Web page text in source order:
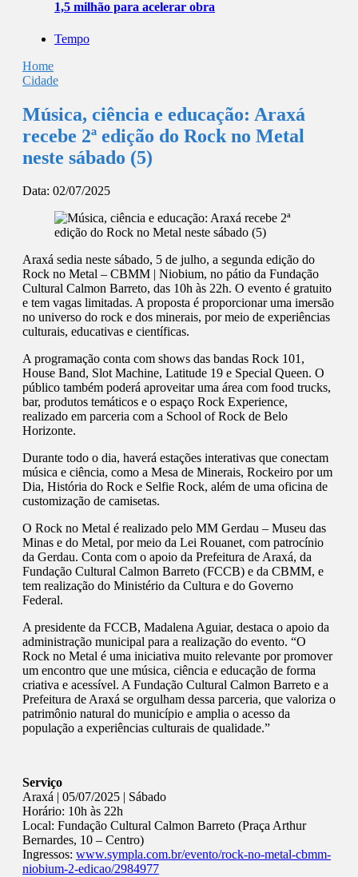
1,5 milhão para acelerar obra
Tempo
Home
Cidade
Música, ciência e educação: Araxá
recebe 2ª edição do Rock no Metal
neste sábado (5)
Data: 02/07/2025
Araxá sedia neste sábado, 5 de julho, a segunda edição do
Rock no Metal – CBMM | Niobium, no pátio da Fundação
Cultural Calmon Barreto, das 10h às 22h. O evento é gratuito
e tem vagas limitadas. A proposta é proporcionar uma imersão
no universo do rock e dos minerais, por meio de experiências
culturais, educativas e científicas.
A programação conta com shows das bandas Rock 101,
House Band, Slot Machine, Latitude 19 e Special Queen. O
público também poderá aproveitar uma área com food trucks,
bar, produtos temáticos e o espaço Rock Experience,
realizado em parceria com a School of Rock de Belo
Horizonte.
Durante todo o dia, haverá estações interativas que conectam
música e ciência, como a Mesa de Minerais, Rockeiro por um
Dia, História do Rock e Selfie Rock, além de uma oficina de
customização de camisetas.
O Rock no Metal é realizado pelo MM Gerdau – Museu das
Minas e do Metal, por meio da Lei Rouanet, com patrocínio
da Gerdau. Conta com o apoio da Prefeitura de Araxá, da
Fundação Cultural Calmon Barreto (FCCB) e da CBMM, e
tem realização do Ministério da Cultura e do Governo
Federal.
A presidente da FCCB, Madalena Aguiar, destaca o apoio da
administração municipal para a realização do evento. “O
Rock no Metal é uma iniciativa muito relevante por promover
um encontro que une música, ciência e educação de forma
criativa e acessível. A Fundação Cultural Calmon Barreto e a
Prefeitura de Araxá se orgulham dessa parceria, que valoriza o
patrimônio natural do município e amplia o acesso da
população a experiências culturais de qualidade.”
Serviço
Araxá | 05/07/2025 | Sábado
Horário: 10h às 22h
Local: Fundação Cultural Calmon Barreto (Praça Arthur
Bernardes, 10 – Centro)
Ingressos: www.sympla.com.br/evento/rock-no-metal-cbmm-
niobium-2-edicao/2984977